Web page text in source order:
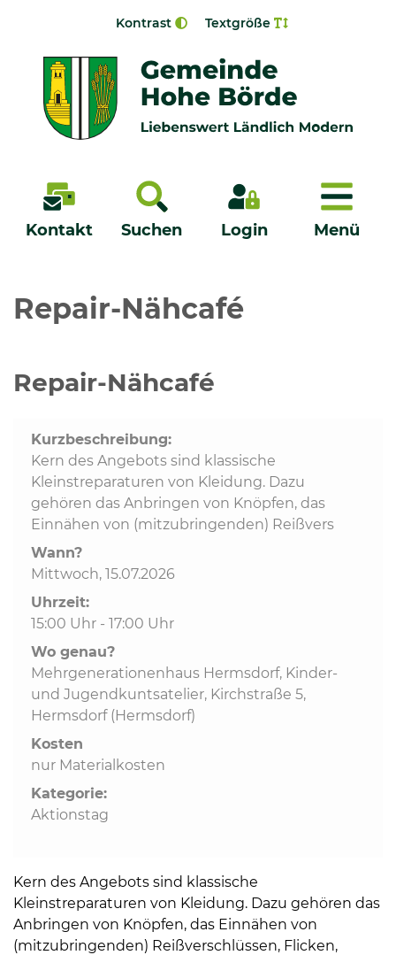
Kontrast Textgröße
Kontakt Suchen Login Menü
Menü
Neuigkeiten
Kommunalpolitik
Bildung und Soziales
Wirtschaft, Bauen, Verkehr
Tourismus, Freizeit, Dorfleben
Ehrenamt und Engagement
Repair-Nähcafé
Repair-Nähcafé
Kurzbeschreibung:
Kern des Angebots sind klassische
Kleinstreparaturen von Kleidung. Dazu
gehören das Anbringen von Knöpfen, das
Einnähen von (mitzubringenden) Reißvers
Wann?
Mittwoch, 15.07.2026
Uhrzeit:
15:00 Uhr - 17:00 Uhr
Wo genau?
Mehrgenerationenhaus Hermsdorf, Kinder-
und Jugendkuntsatelier, Kirchstraße 5,
Hermsdorf (Hermsdorf)
Kosten
nur Materialkosten
Kategorie:
Aktionstag
Kern des Angebots sind klassische
Kleinstreparaturen von Kleidung. Dazu gehören das
Anbringen von Knöpfen, das Einnähen von
(mitzubringenden) Reißverschlüssen, Flicken,